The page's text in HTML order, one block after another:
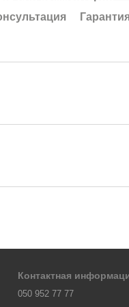
Контактная
050 952 77 77